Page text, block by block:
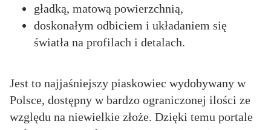
gładką, matową powierzchnią,
doskonałym odbiciem i układaniem się
światła na profilach i detalach.
Jest to najjaśniejszy piaskowiec wydobywany w
Polsce, dostępny w bardzo ograniczonej ilości ze
względu na niewielkie złoże. Dzięki temu portale